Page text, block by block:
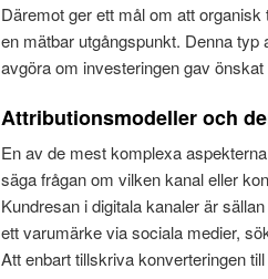
Däremot ger ett mål om att
en mätbar utgångspunkt. Denna
avgöra om investeringen gav önskat
Attributionsmodeller och
En av de mest komplexa
säga frågan om vilken kanal eller
Kundresan i digitala kanaler är
ett varumärke via sociala medier,
Att enbart tillskriva konverteringen